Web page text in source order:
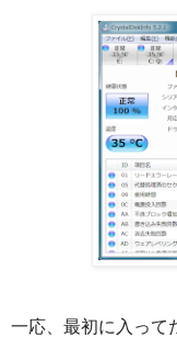
一応、最初に入って